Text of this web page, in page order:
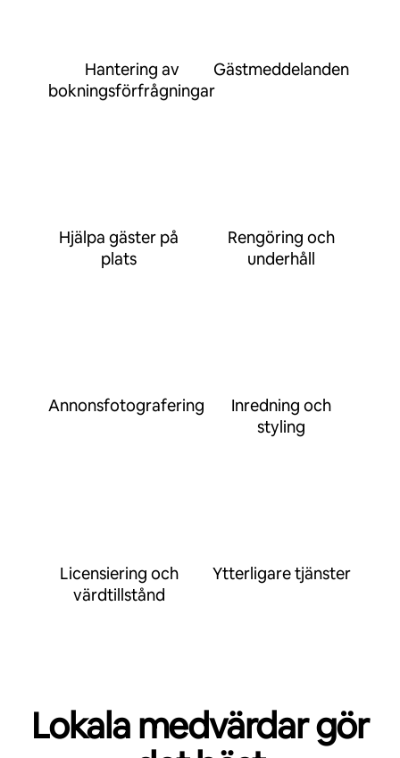
Hantering av
bokningsförfrågningar
Gästmeddelanden
Hjälpa gäster på
plats
Rengöring och
underhåll
Annonsfotografering
Inredning och
styling
Licensiering och
värdtillstånd
Ytterligare tjänster
Lokala medvärdar gör